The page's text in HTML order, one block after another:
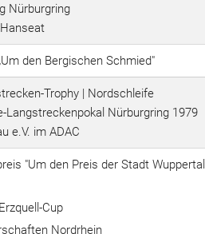
Nürburgring
den Bergischen Schmied"
Trophy | Nordschleife
Langstreckenpokal Nürburgring 1979
e.V. im ADAC
"Um den Preis der Stadt
Cup
Nordrhein